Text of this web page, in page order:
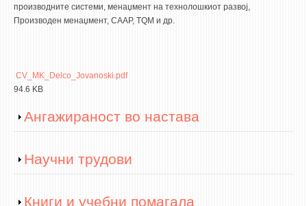
БИБЛИОТЕКА
СТИПЕНДИИ/ПРАКСИ
КОНТАКТ
производните системи, менаџмент на технолошкиот развој,
Производен менаџмент, СААР, ТQМ и др.
CV_MK_Delco_Jovanoski.pdf
94.6 KB
Show
Ангажираност во настава
Show
Научни трудови
Show
Книги и учебни помагала